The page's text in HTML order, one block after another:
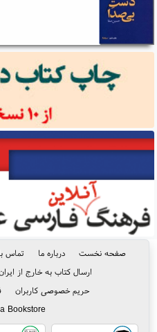
صفحه نخست درباره ما تماس
ارسال کتاب به خارج از
حریم خصوصی کاربران
Bookstore